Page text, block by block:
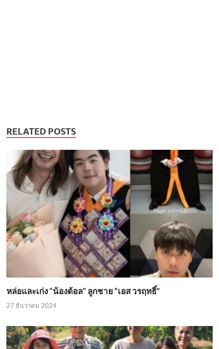
RELATED POSTS
หล่อและเก่ง “น้องด้อล” ลูกชาย “เอส วรฤทธิ์”
27 ธันวาคม 2024